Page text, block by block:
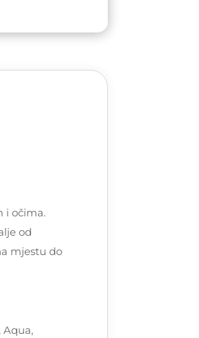
i očima.
od
mjestu do
Aqua,